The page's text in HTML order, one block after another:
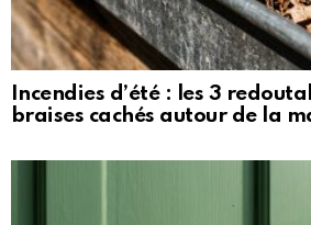
Incendies d’été : les 3
braises cachés autour de la